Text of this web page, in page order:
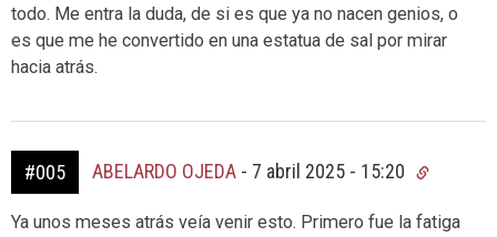
todo. Me entra la duda, de si es que ya no nacen genios, o
es que me he convertido en una estatua de sal por mirar
hacia atrás.
#005 ABELARDO OJEDA - 7 abril 2025 - 15:20
Ya unos meses atrás veía venir esto. Primero fue la fatiga